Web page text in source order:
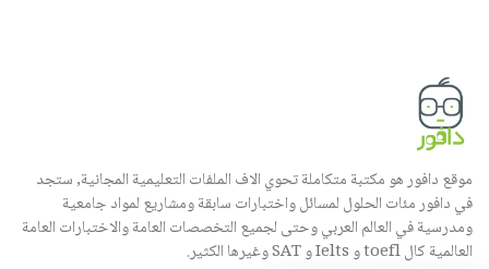
موقع دافور هو مكتبة متكاملة تحوي الاف الملفات التعليمية المجانية, ستجد
في دافور مئات الحلول لمسائل واختبارات سابقة ومشاريع لمواد جامعية
ومدرسية في العالم العربي وحتى لجميع التخصصات العامة والاختبارات العامة
العالمية كال toefl و Ielts و SAT وغيرها الكثير.